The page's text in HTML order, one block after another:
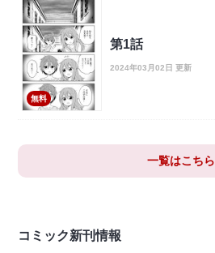
無料
第1話
2024年03月02日 更新
一覧はこちら
コミック新刊情報